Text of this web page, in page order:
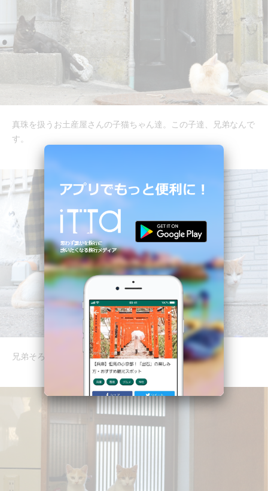
真珠を扱うお土産屋さんの子猫ちゃん達。この子達、兄弟なんで
す。
兄弟そろって並んでます。